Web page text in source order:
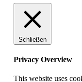
Schließen
Privacy Overview
This website uses